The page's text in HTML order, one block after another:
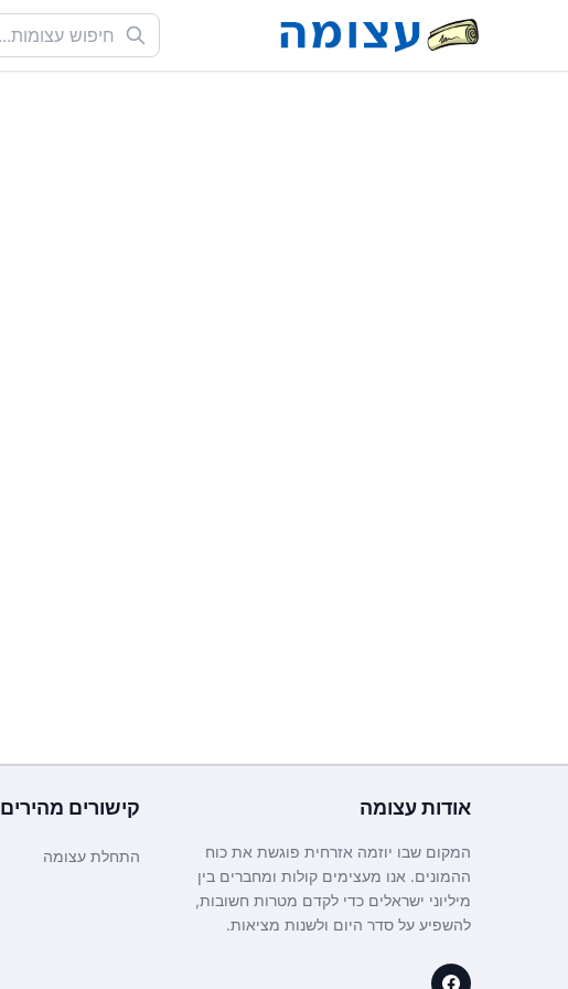
אודותעצומה
המקום שבו יוזמה אזרחית פוגשת את כוח
ההמונים. אנו מעצימים קולות ומחברים בין
מיליוני ישראלים כדי לקדם מטרות חשובות,
להשפיע על סדר היום ולשנות מציאות.
קישורים מהירים
התחלת עצומה